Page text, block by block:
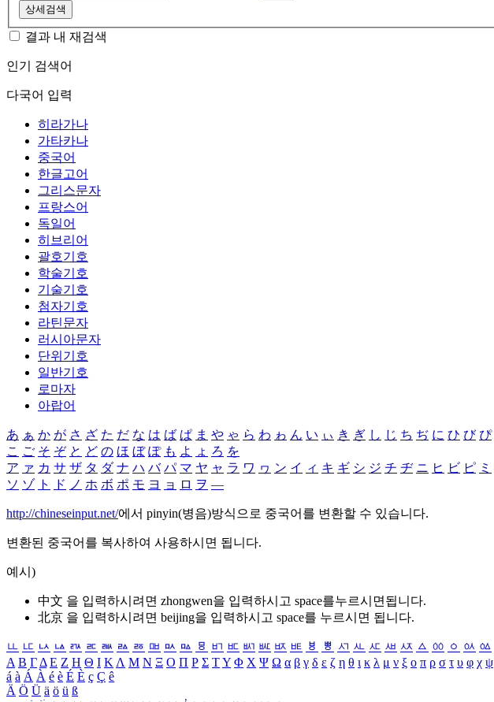
상세검색
결과 내 재검색
인기 검색어
다국어 입력
히라가나
가타카나
중국어
한글고어
그리스문자
프랑스어
독일어
히브리어
괄호기호
학술기호
기술기호
첨자기호
라틴문자
러시아문자
단위기호
일반기호
로마자
아랍어
あ ぁ か が さ ざ た だ な は ば ぱ ま や ゃ ら わ ゎ ん い ぃ き ぎ し じ ち ぢ に ひ び ぴ
こ ご そ ぞ と ど の ほ ぼ ぽ も よ ょ ろ を
ア ァ カ サ ザ タ ダ ナ ハ バ パ マ ヤ ャ ラ ワ ヮ ン イ ィ キ ギ シ ジ チ ヂ ニ ヒ ビ ピ ミ
ソ ゾ ト ド ノ ホ ボ ポ モ ヨ ョ ロ ヲ ―
http://chineseinput.net/에서 pinyin(병음)방식으로 중국어를 변환할 수 있습니다.
변환된 중국어를 복사하여 사용하시면 됩니다.
예시)
中文 을 입력하시려면 zhongwen을 입력하시고 space를누르시면됩니다.
北京 을 입력하시려면 beijing을 입력하시고 space를 누르시면 됩니다.
ㅥ ㅦ ㅧ ㅨ ㅩ ㅪ ㅫ ㅬ ㅭ ㅮ ㅯ ㅰ ㅱ ㅲ ㅳ ㅴ ㅵ ㅶ ㅷ ㅸ ㅹ ㅺ ㅻ ㅼ ㅽ ㅾ ㅿ ㆀ ㆁ ㆂ ㆃ
Α Β ΓΔ Ε Ζ Η Θ Ι ΚΛ Μ Ν Ξ Ο Π Ρ Σ ΤΥ Φ Χ Ψ Ω α β γ δ ε ζ η θ ι κ λ μ ν ξ ο π ρ σ τ υ φ χ ψ
á à Á À é è É È ç Ç ê
Ä Ö Ü ä ö ü ß